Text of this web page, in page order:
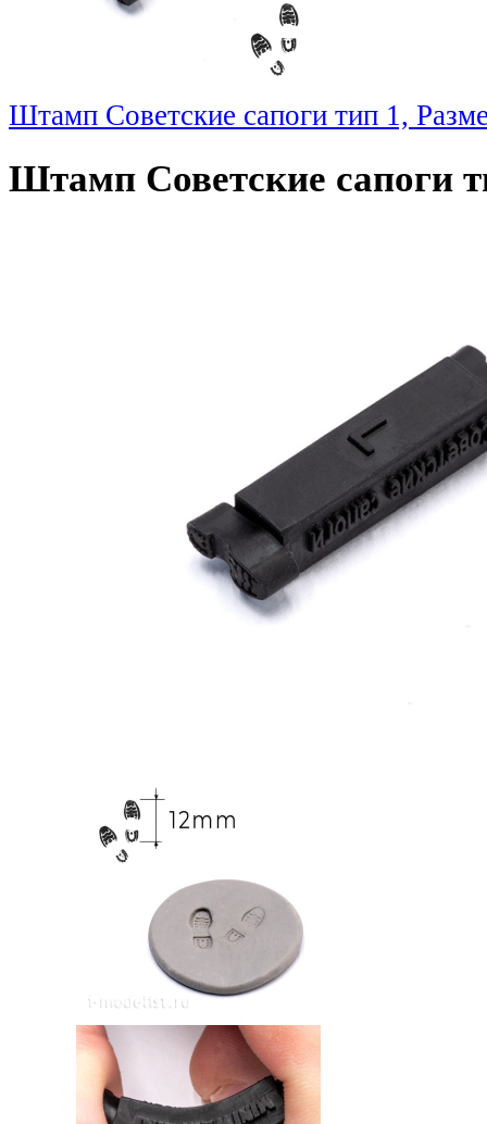
Штамп Советские сапоги тип 1,
Штамп Советские сапоги